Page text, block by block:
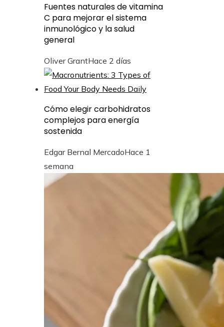
Fuentes naturales de vitamina
C para mejorar el sistema
inmunológico y la salud
general
Oliver GrantHace 2 días
Cómo elegir carbohidratos
complejos para energía
sostenida
Edgar Bernal MercadoHace 1
semana